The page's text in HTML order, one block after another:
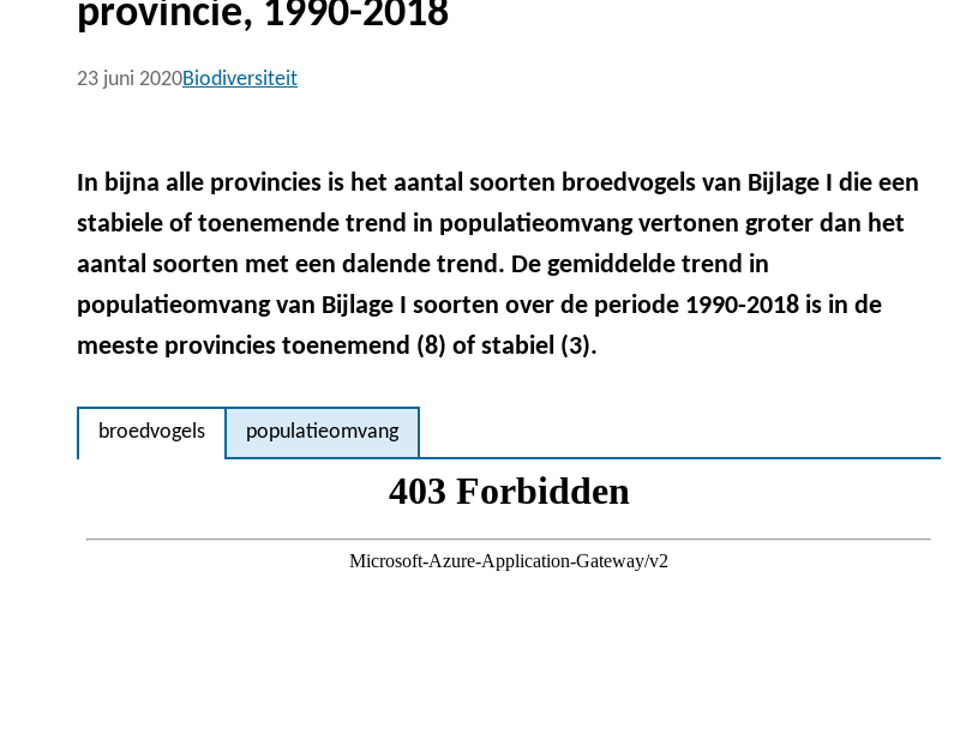
provincie, 1990-2018
23 juni 2020Biodiversiteit
In bijna alle provincies is het aantal soorten broedvogels van Bijlage I die een
stabiele of toenemende trend in populatieomvang vertonen groter dan het
aantal soorten met een dalende trend. De gemiddelde trend in
populatieomvang van Bijlage I soorten over de periode 1990-2018 is in de
meeste provincies toenemend (8) of stabiel (3).
broedvogels populatieomvang